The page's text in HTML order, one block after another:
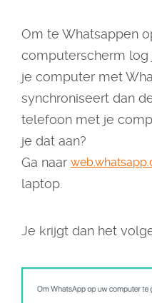
Om te Whatsappen
computerscherm
je computer met
synchroniseert dan
telefoon met je
je dat aan?
Ga naar
laptop.
Je krijgt dan het